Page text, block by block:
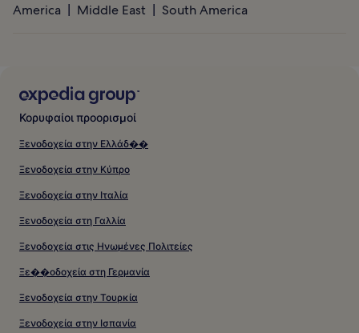
America
Middle East South America
Κορυφαίοι προορισμοί
Ξενοδοχεία στην Ελλάδ��
Ξενοδοχεία στην Κύπρο
Ξενοδοχεία στην Ιταλία
Ξενοδοχεία στη Γαλλία
Ξενοδοχεία στις Ηνωμένες Πολιτείες
Ξε��οδοχεία στη Γερμανία
Ξενοδοχεία στην Τουρκία
Ξενοδοχεία στην Ισπανία